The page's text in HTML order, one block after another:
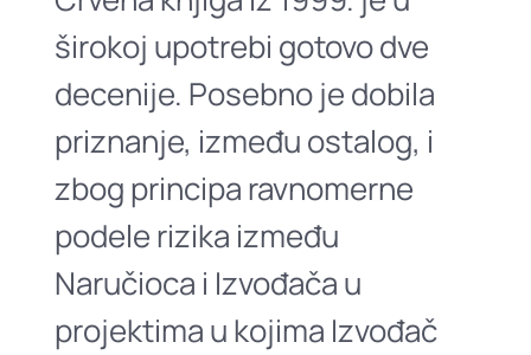
širokoj upotrebi gotovo dve
decenije. Posebno je dobila
priznanje, između ostalog, i
zbog principa ravnomerne
podele rizika između
Naručioca i Izvođača u
projektima u kojima Izvođač